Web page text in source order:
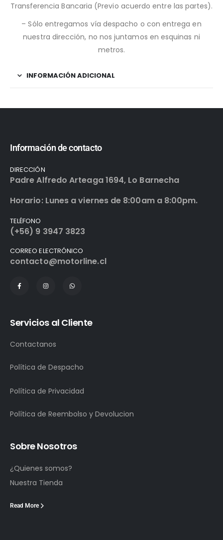
Transferencia Bancaria (Previo acuerdo entre las partes).
– Sólo entregamos vía despacho o con entrega en
nuestra dirección, no nos juntamos en esquinas ni
metros.
INFORMACIÓN ADICIONAL
Información de contacto
DIRECCIÓN
Padre Alfredo Arteaga 1694, Lo Barnecha
Horario: Lunes a viernes de 8:00am a 8:00pm.
TELÉFONO
(+56) 9 3947 3823
CORREO ELECTRÓNICO
contacto@motorline.cl
Servicios al Cliente
Contactanos
Política de Despacho
Política de Privacidad
Política de Reembolso y Devolucion
Sobre Nosotros
¿Quienes somos?
Nuestra Tienda
Read More